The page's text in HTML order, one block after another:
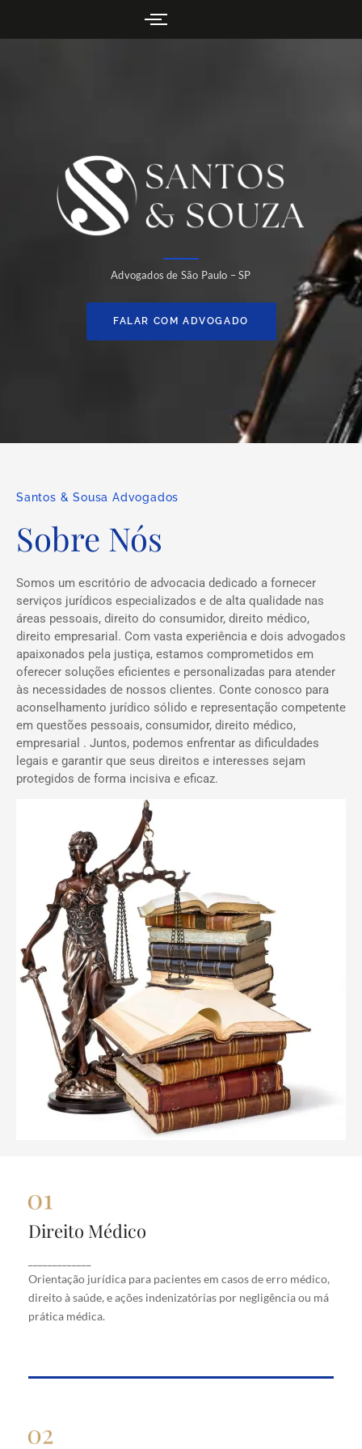
Advogados de São Paulo – SP
FALAR COM ADVOGADO
Santos & Sousa Advogados
Sobre Nós
Somos um escritório de advocacia dedicado a fornecer
serviços jurídicos especializados e de alta qualidade nas
áreas pessoais, direito do consumidor, direito médico,
direito empresarial. Com vasta experiência e dois advogados
apaixonados pela justiça, estamos comprometidos em
oferecer soluções eficientes e personalizadas para atender
às necessidades de nossos clientes. Conte conosco para
aconselhamento jurídico sólido e representação competente
em questões pessoais, consumidor, direito médico,
empresarial . Juntos, podemos enfrentar as dificuldades
legais e garantir que seus direitos e interesses sejam
protegidos de forma incisiva e eficaz.
Direito Médico
Orientação jurídica para pacientes em casos de erro médico,
direito à saúde, e ações indenizatórias por negligência ou má
prática médica.
Direito Médico
erro médico, direito à saúde, e ações indenizatórias
por negligência ou má prática médica.